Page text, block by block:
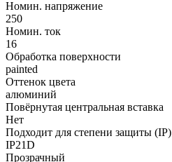
Номин. напряжение
250
Номин. ток
16
Обработка поверхности
painted
Оттенок цвета
алюминий
Повёрнутая центральная вставка
Нет
Подходит для степени защиты (IP)
IP21D
Прозрачный